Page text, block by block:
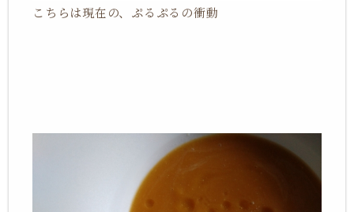
こちらは現在の、ぷるぷるの衝動